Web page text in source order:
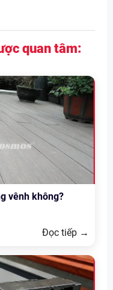
quan tâm:
vênh không?
Đọc tiếp →